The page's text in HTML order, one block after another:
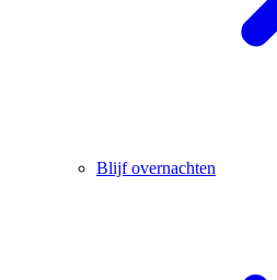
Blijf overnachten